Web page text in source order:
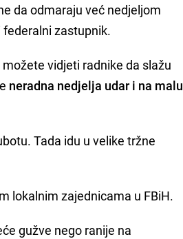
da odmaraju već nedjeljom
federalni zastupnik.
vidjeti radnike da slažu
neradna nedjelja udar i na malu
Tada idu u velike tržne
lokalnim zajednicama u FBiH.
gužve nego ranije na